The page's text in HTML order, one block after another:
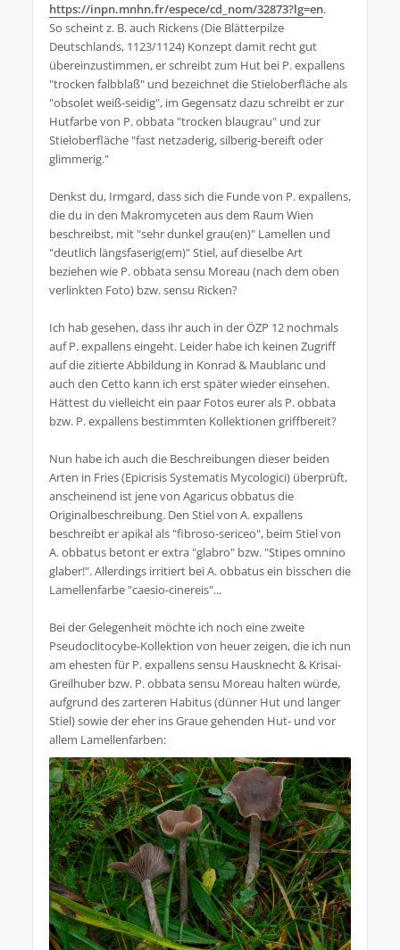
https://inpn.mnhn.fr/espece/cd_nom/32873?lg=en.
So scheint z. B. auch Rickens (Die Blätterpilze
Deutschlands, 1123/1124) Konzept damit recht gut
übereinzustimmen, er schreibt zum Hut bei P. expallens
"trocken falbblaß" und bezeichnet die Stieloberfläche als
"obsolet weiß-seidig", im Gegensatz dazu schreibt er zur
Hutfarbe von P. obbata "trocken blaugrau" und zur
Stieloberfläche "fast netzaderig, silberig-bereift oder
glimmerig."
Denkst du, Irmgard, dass sich die Funde von P. expallens,
die du in den Makromyceten aus dem Raum Wien
beschreibst, mit "sehr dunkel grau(en)" Lamellen und
"deutlich längsfaserig(em)" Stiel, auf dieselbe Art
beziehen wie P. obbata sensu Moreau (nach dem oben
verlinkten Foto) bzw. sensu Ricken?
Ich hab gesehen, dass ihr auch in der ÖZP 12 nochmals
auf P. expallens eingeht. Leider habe ich keinen Zugriff
auf die zitierte Abbildung in Konrad & Maublanc und
auch den Cetto kann ich erst später wieder einsehen.
Hättest du vielleicht ein paar Fotos eurer als P. obbata
bzw. P. expallens bestimmten Kollektionen griffbereit?
Nun habe ich auch die Beschreibungen dieser beiden
Arten in Fries (Epicrisis Systematis Mycologici) überprüft,
anscheinend ist jene von Agaricus obbatus die
Originalbeschreibung. Den Stiel von A. expallens
beschreibt er apikal als "fibroso-sericeo", beim Stiel von
A. obbatus betont er extra "glabro" bzw. "Stipes omnino
glaber!". Allerdings irritiert bei A. obbatus ein bisschen die
Lamellenfarbe "caesio-cinereis"...
Bei der Gelegenheit möchte ich noch eine zweite
Pseudoclitocybe-Kollektion von heuer zeigen, die ich nun
am ehesten für P. expallens sensu Hausknecht & Krisai-
Greilhuber bzw. P. obbata sensu Moreau halten würde,
aufgrund des zarteren Habitus (dünner Hut und langer
Stiel) sowie der eher ins Graue gehenden Hut- und vor
allem Lamellenfarben: